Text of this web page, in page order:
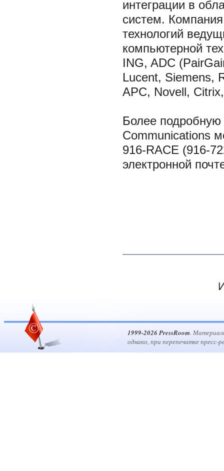
интеграции в
систем.
технологий
компьютерной
ING, ADC
Lucent, Siemens,
APC, Novell,
Более
Communications
916-RACE (916-
электронной
1999-2026 PressRoom.
однако, при перепечатке пресс-